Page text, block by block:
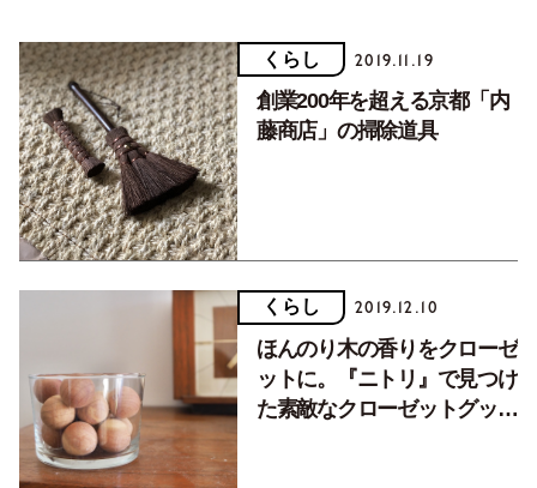
くらし 2019.11.19
創業200年を超える京都「内
藤商店」の掃除道具
くらし 2019.12.10
ほんのり木の香りをクローゼ
ットに。『ニトリ』で見つけ
た素敵なクローゼットグッ